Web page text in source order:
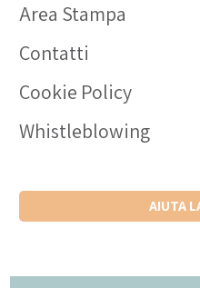
Area Stampa
Contatti
Cookie Policy
Whistleblowing
AIUTA